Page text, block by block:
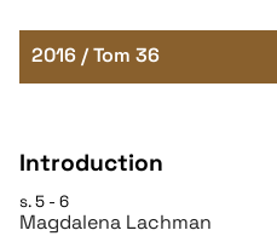
2016 / Tom 36
Introduction
s. 5 - 6
Magdalena Lachman